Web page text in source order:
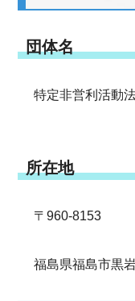
団体名
特定非営利活動
所在地
〒960-8153
福島県福島市黒